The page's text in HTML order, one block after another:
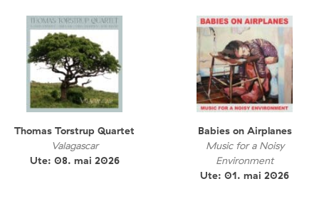
Thomas Torstrup Quartet
Valagascar
Ute: 08. mai 2026
Babies on Airplanes
Music for a Noisy
Environment
Ute: 01. mai 2026